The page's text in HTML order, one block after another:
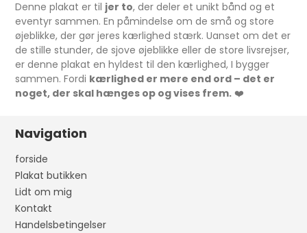
Denne plakat er til jer to, der deler et unikt bånd og et
eventyr sammen. En påmindelse om de små og store
øjeblikke, der gør jeres kærlighed stærk. Uanset om det er
de stille stunder, de sjove øjeblikke eller de store livsrejser,
er denne plakat en hyldest til den kærlighed, I bygger
sammen. Fordi kærlighed er mere end ord – det er
noget, der skal hænges op og vises frem. ❤️
Navigation
forside
Plakat butikken
Lidt om mig
Kontakt
Handelsbetingelser